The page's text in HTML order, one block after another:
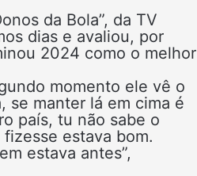
da Bola”, da TV
dias e avaliou, por
2024 como o melhor
momento ele vê o
se manter lá em cima é
país, tu não sabe o
estava bom.
estava antes”,